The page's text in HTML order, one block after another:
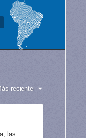
reciente
las